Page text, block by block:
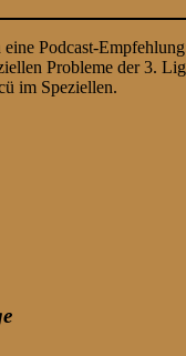
Podcast-
Probleme der 3.
im Speziellen.